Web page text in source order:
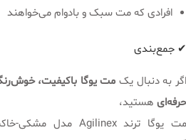
افرادی که مت سبک و بادوام می‌خواهند
✔ جمع‌بندی
به دنبال یک مت یوگا باکیفیت،
حرفه‌ای هستید،